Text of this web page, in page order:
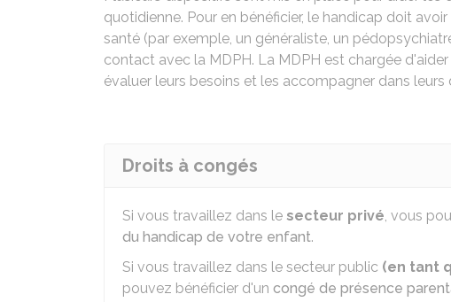
quotidienne. Pour en bénéficier, le handicap doit
santé (par exemple, un généraliste, un
contact avec la MDPH. La MDPH est chargée
évaluer leurs besoins et les accompagner dans
Droits à congés
Si vous travaillez dans le secteur privé, vous
du handicap de votre enfant.
Si vous travaillez dans le secteur public (en tant
pouvez bénéficier d'un congé de présence